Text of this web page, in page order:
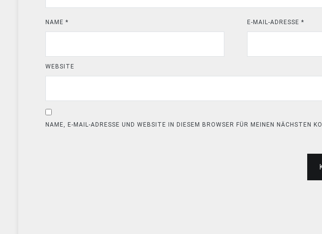
NAME * E-MAIL-ADRESSE*
WEBSITE
NAME, E-MAIL-ADRESSE UND WEBSITE IN DIESEM BROWSER FÜR MEINEN NÄCHSTEN